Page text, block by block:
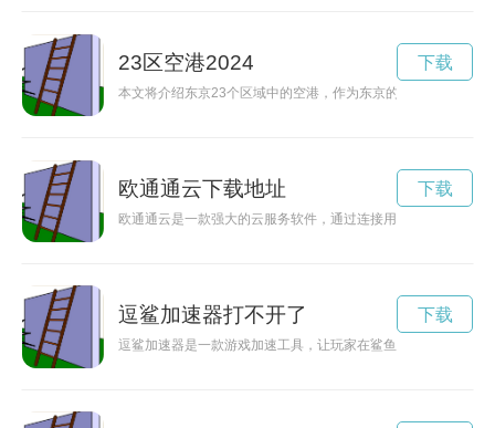
23区空港2024
本文将介绍东京23个区域中的空港，作为东京的航空枢纽，它
下载
欧通通云下载地址
欧通通云是一款强大的云服务软件，通过连接用户和资源，实
下载
逗鲨加速器打不开了
逗鲨加速器是一款游戏加速工具，让玩家在鲨鱼大作战游戏中
下载